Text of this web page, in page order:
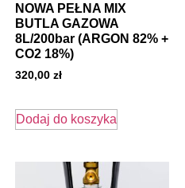
NOWA PEŁNA MIX
BUTLA GAZOWA
8L/200bar (ARGON 82% +
CO2 18%)
320,00 zł
Dodaj do koszyka